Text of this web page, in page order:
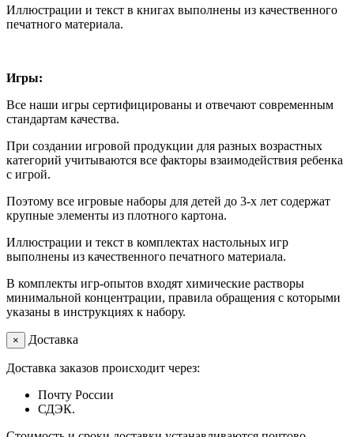
Иллюстрации и текст в книгах выполнены из качественного
печатного материала.
Игры:
Все наши игры сертифицированы и отвечают современным
стандартам качества.
При создании игровой продукции для разных возрастных
категорий учитываются все факторы взаимодействия ребенка
с игрой.
Поэтому все игровые наборы для детей до 3-х лет содержат
крупные элементы из плотного картона.
Иллюстрации и текст в комплектах настольных игр
выполнены из качественного печатного материала.
В комплекты игр-опытов входят химические растворы
минимальной концентрации, правила обращения с которыми
указаны в инструкциях к набору.
× Доставка
Доставка заказов происходит через:
Почту России
СДЭК.